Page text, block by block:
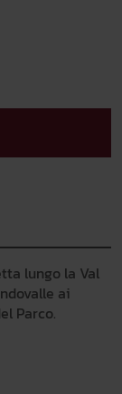
lungo la Val
ai
Parco.